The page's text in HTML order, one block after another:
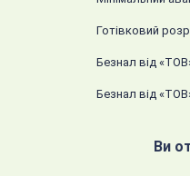
Готівковий
Безнал від
Безнал від
Ви